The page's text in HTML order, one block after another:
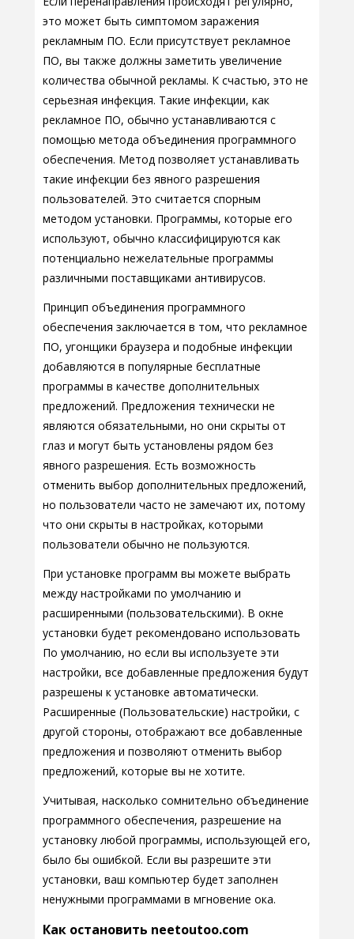
это может быть симптомом заражения
рекламным ПО. Если присутствует рекламное
ПО, вы также должны заметить увеличение
количества обычной рекламы. К счастью, это не
серьезная инфекция. Такие инфекции, как
рекламное ПО, обычно устанавливаются с
помощью метода объединения программного
обеспечения. Метод позволяет устанавливать
такие инфекции без явного разрешения
пользователей. Это считается спорным
методом установки. Программы, которые его
используют, обычно классифицируются как
потенциально нежелательные программы
различными поставщиками антивирусов.
Принцип объединения программного
обеспечения заключается в том, что рекламное
ПО, угонщики браузера и подобные инфекции
добавляются в популярные бесплатные
программы в качестве дополнительных
предложений. Предложения технически не
являются обязательными, но они скрыты от
глаз и могут быть установлены рядом без
явного разрешения. Есть возможность
отменить выбор дополнительных предложений,
но пользователи часто не замечают их, потому
что они скрыты в настройках, которыми
пользователи обычно не пользуются.
При установке программ вы можете выбрать
между настройками по умолчанию и
расширенными (пользовательскими). В окне
установки будет рекомендовано использовать
По умолчанию, но если вы используете эти
настройки, все добавленные предложения будут
разрешены к установке автоматически.
Расширенные (Пользовательские) настройки, с
другой стороны, отображают все добавленные
предложения и позволяют отменить выбор
предложений, которые вы не хотите.
Учитывая, насколько сомнительно объединение
программного обеспечения, разрешение на
установку любой программы, использующей его,
было бы ошибкой. Если вы разрешите эти
установки, ваш компьютер будет заполнен
ненужными программами в мгновение ока.
Как остановить neetoutoo.com